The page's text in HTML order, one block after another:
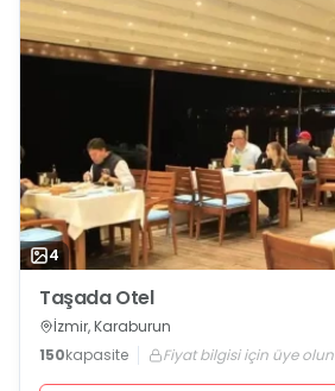
4
Taşada Otel
İzmir, Karaburun
150kapasite Fiyat bilgisi için üye olun